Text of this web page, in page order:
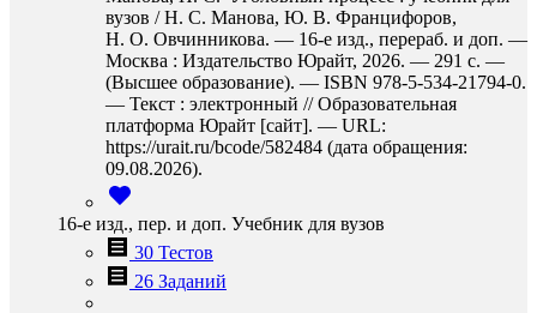
вузов / Н. С. Манова, Ю. В. Францифоров,
Н. О. Овчинникова. — 16-е изд., перераб. и доп. —
Москва : Издательство Юрайт, 2026. — 291 с. —
(Высшее образование). — ISBN 978-5-534-21794-0.
— Текст : электронный // Образовательная
платформа Юрайт [сайт]. — URL:
https://urait.ru/bcode/582484 (дата обращения:
09.08.2026).
16-е изд., пер. и доп. Учебник для вузов
30 Тестов
26 Заданий